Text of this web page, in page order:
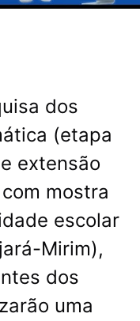
dos
(etapa
extensão
mostra
escolar
Mirim),
dos
uma